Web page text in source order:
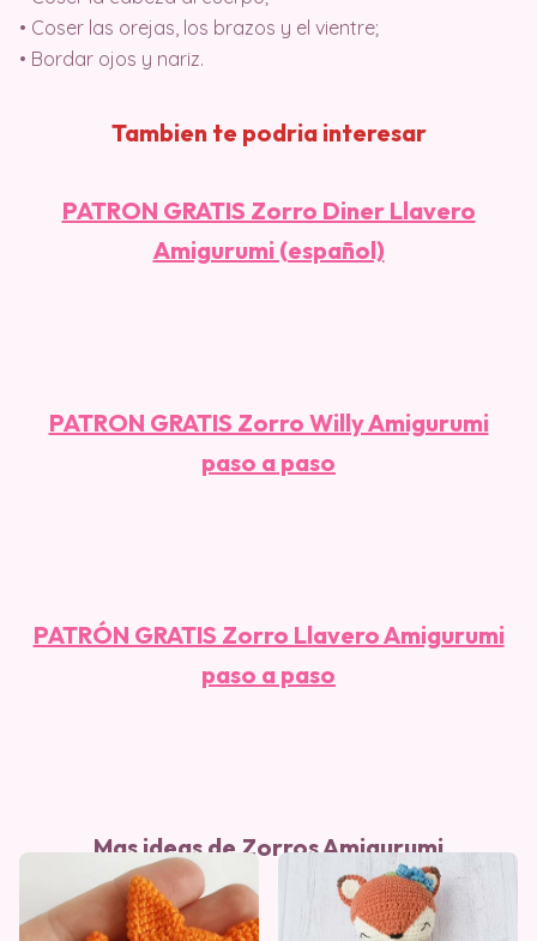
• Coser las orejas, los brazos y el vientre;
• Bordar ojos y nariz.
Tambien te podria interesar
PATRON GRATIS Zorro Diner Llavero
Amigurumi (español)
PATRON GRATIS Zorro Willy Amigurumi
paso a paso
PATRÓN GRATIS Zorro Llavero Amigurumi
paso a paso
Mas ideas de Zorros Amigurumi